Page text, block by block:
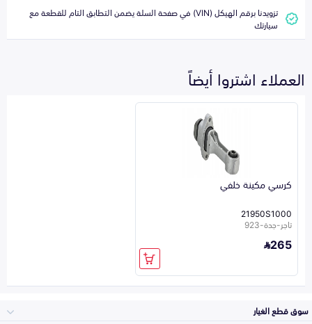
تزويدنا برقم الهيكل (VIN) في صفحة السلة يضمن التطابق التام للقطعة مع
سيارتك
العملاء اشتروا أيضاً
كرسي مكينة خلفي
21950S1000
تاجر-جدة-923
265
سوق قطع الغيار